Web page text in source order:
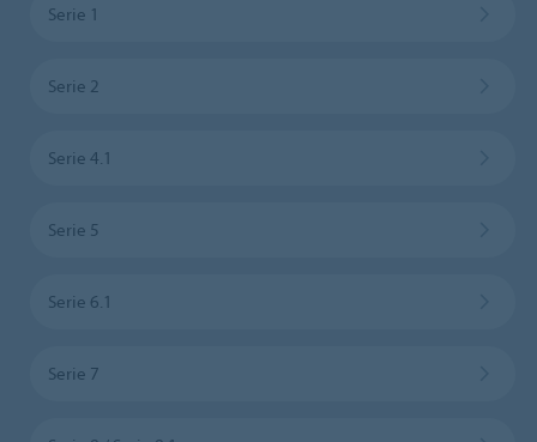
Serie 1
Serie 2
Serie 4.1
Serie 5
Serie 6.1
Serie 7